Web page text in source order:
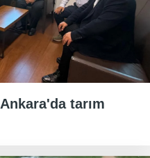
tarım